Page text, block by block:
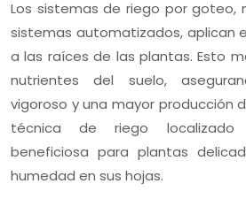
Los sistemas de riego por goteo,
sistemas automatizados, aplican
a las raíces de las plantas. Esto
nutrientes del suelo,
vigoroso y una mayor producción
técnica de riego localizado
beneficiosa para plantas
humedad en sus hojas.